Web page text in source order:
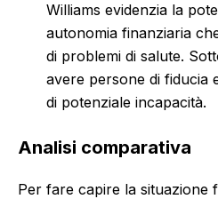
Williams evidenzia la
autonomia finanziaria
di problemi di salute.
avere persone di fiducia
di potenziale incapacità.
Analisi comparativa
Per fare capire la situazione